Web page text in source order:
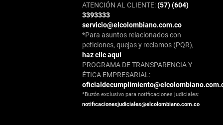
ATENCIÓN AL CLIENTE:(57) (604)
3393333
servicio@elcolombiano.com.co
*Para asuntos relacionados con
peticiones, quejas y reclamos (PQR),
haz clic aquí
PROGRAMA DE TRANSPARENCIA Y
ÉTICA EMPRESARIAL:
*Buzón exclusivo para notificaciones judiciales:
notificacionesjudiciales@elcolombiano.com.co